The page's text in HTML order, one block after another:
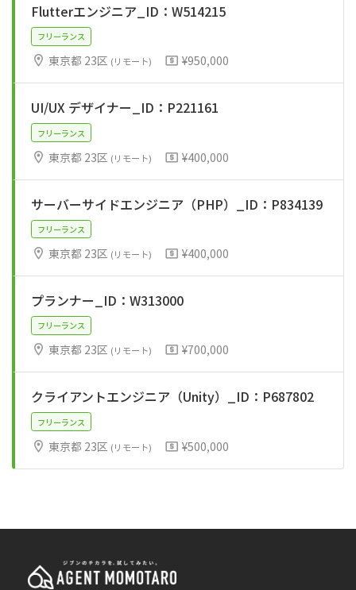
Flutterエンジニア_ID：W514215
東京都 23区 (リモート) ¥950,000
UI/UX デザイナー_ID：P221161
フリーランス
東京都 23区 (リモート) ¥400,000
サーバーサイドエンジニア（PHP）_ID：P834139
フリーランス
東京都 23区 (リモート) ¥400,000
プランナー_ID：W313000
フリーランス
東京都 23区 (リモート) ¥700,000
クライアントエンジニア（Unity）_ID：P687802
東京都 23区 (リモート) ¥500,000